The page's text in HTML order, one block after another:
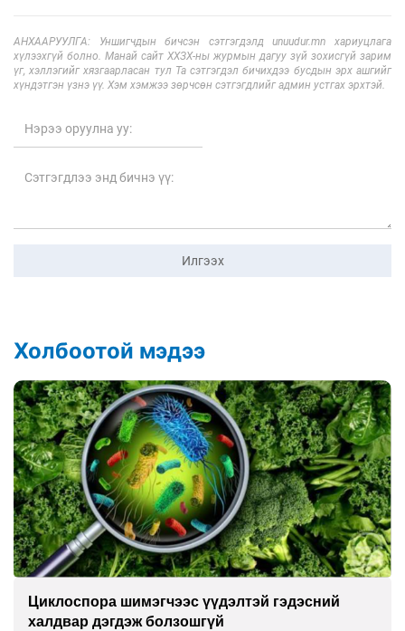
АНХААРУУЛГА: Уншигчдын бичсэн сэтгэгдэлд unuudur.mn хариуцлага
хүлээхгүй болно. Манай сайт ХХЗХ-ны журмын дагуу зүй зохисгүй зарим
үг, хэллэгийг хязгаарласан тул Та сэтгэгдэл бичихдээ бусдын эрх ашгийг
хүндэтгэн үзнэ үү. Хэм хэмжээ зөрчсөн сэтгэгдлийг админ устгах эрхтэй.
Илгээх
Холбоотой мэдээ
Сэтгэцийн эрүүл мэндэд “санаа
улсын хурал зохион байгуулна